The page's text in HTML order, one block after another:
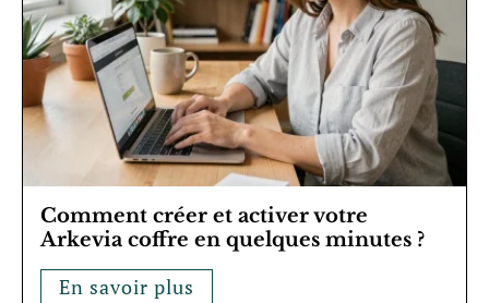
Comment créer et activer votre
Arkevia coffre en quelques minutes ?
En savoir plus